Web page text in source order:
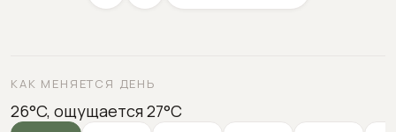
КАК МЕНЯЕТСЯ ДЕНЬ
26°C, ощущается 27°C